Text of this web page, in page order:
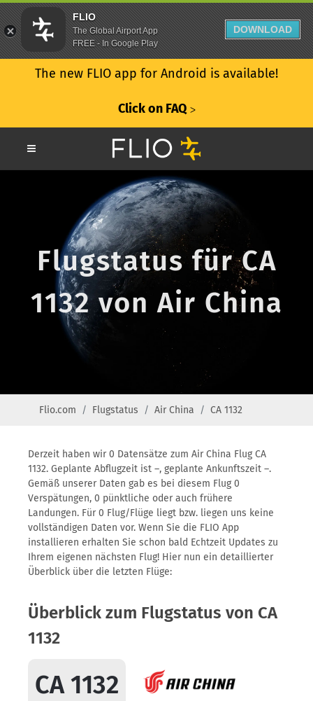
The new FLIO app for Android is available!
Click on FAQ ᐳ
Flugstatus für CA
1132 von Air China
Flio.com Flugstatus Air China CA 1132
Derzeit haben wir 0 Datensätze zum Air China Flug CA
1132. Geplante Abflugzeit ist –, geplante Ankunftszeit –.
Gemäß unserer Daten gab es bei diesem Flug 0
Verspätungen, 0 pünktliche oder auch frühere
Landungen. Für 0 Flug/Flüge liegt bzw. liegen uns keine
vollständigen Daten vor. Wenn Sie die FLIO App
installieren erhalten Sie schon bald Echtzeit Updates zu
Ihrem eigenen nächsten Flug! Hier nun ein detaillierter
Überblick über die letzten Flüge:
Überblick zum Flugstatus von CA
1132
CA 1132
FLIO
The Global Airport App
FREE - In Google Play
DOWNLOAD